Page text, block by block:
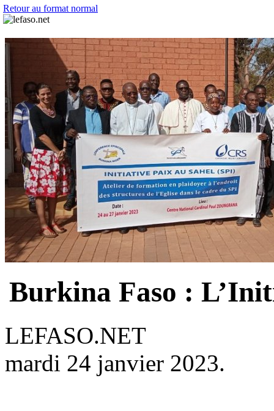
Retour au format normal
Burkina Faso :
LEFASO.NET
mardi 24 janvier 2023.